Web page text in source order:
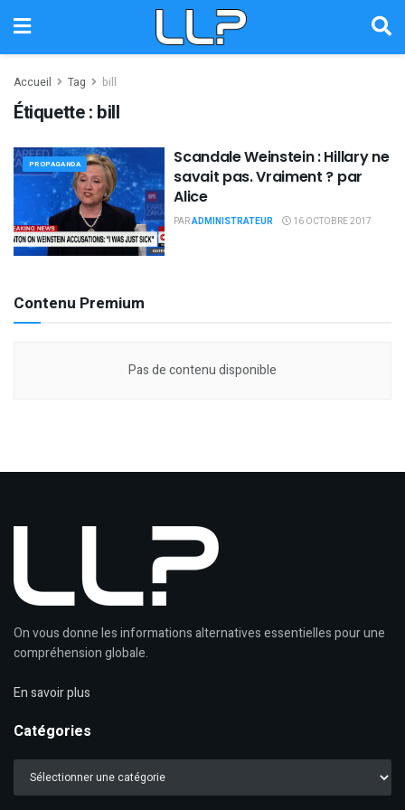
Accueil Tag bill
Étiquette : bill
PROPAGANDA
Scandale Weinstein : Hillary ne
savait pas. Vraiment ? par
Alice
PARADMINISTRATEUR 16 OCTOBRE 2017
Contenu Premium
Pas de contenu disponible
On vous donne les informations alternatives essentielles pour une
compréhension globale.
En savoir plus
Catégories
Catégories